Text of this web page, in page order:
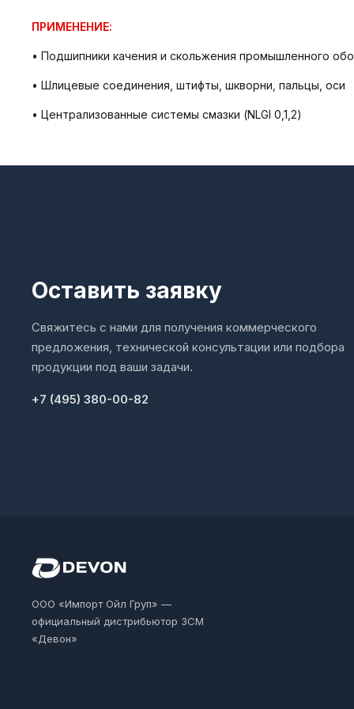
ПРИМЕНЕНИЕ:
• Подшипники качения и скольжения промышленного
• Шлицевые соединения, штифты, шкворни, пальцы, оси
• Централизованные системы смазки (NLGI 0,1,2)
Оставить заявку
Свяжитесь с нами для получения коммерческого
предложения, технической консультации или подбора
продукции под ваши задачи.
+7 (495) 380-00-82
ООО «Импорт Ойл Груп» —
официальный дистрибьютор ЗСМ
«Девон»